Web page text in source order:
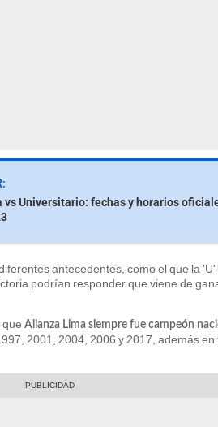
vs Universitario: fechas y horarios
antecedentes, como el que la
podrían responder que viene de
Alianza Lima siempre fue campeón
2001, 2004, 2006 y 2017, además en